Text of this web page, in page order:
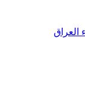
العراق